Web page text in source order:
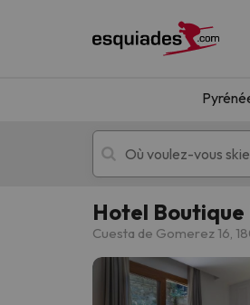
Séjours au ski
Hotel
Cuesta de Gomerez 16,